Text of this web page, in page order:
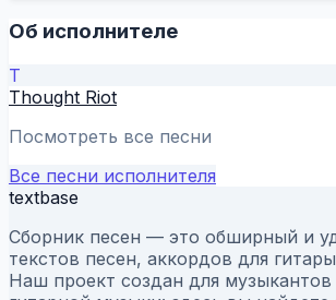
Об исполнителе
T
Thought Riot
Посмотреть все песни
Все песни исполнителя
textbase
Сборник песен — это обширный и
текстов песен, аккордов для
Наш проект создан для